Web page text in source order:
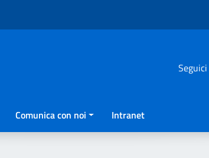
Comunica con noi Intranet